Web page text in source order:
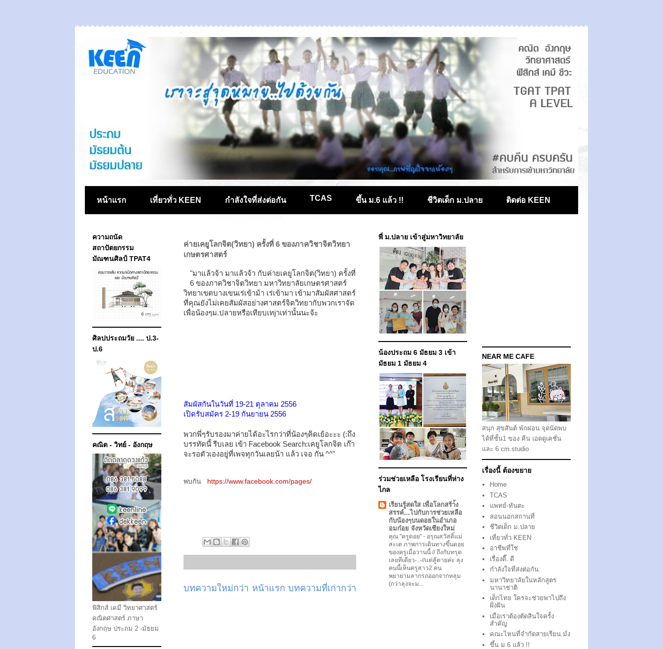
หน้าแรก เที่ยวทั่ว KEEN กำลังใจที่ส่งต่อกัน TCAS ขึ้น ม.6 แล้ว !! ชีวิตเด็ก ม.ปลาย ติดต่อ KEEN
ค่ายเคยูโลกจิต(วิทยา) ครั้งที่ 6 ของภาควิชาจิตวิทยา
เกษตรศาสตร์
"มาแล้วจ้า มาแล้วจ้า กับค่ายเคยูโลกจิต(วิทยา) ครั้งที่
6 ของภาควิชาจิตวิทยา มหาวิทยาลัยเกษตรศาสตร์
วิทยาเขตบางเขนเร่เข้าม้า เร่เข้ามา เข้ามาสัมผัสศาสตร์
ที่คุณยังไม่เคยสัมผัสอย่างศาสตร์จิตวิทยากับพวกเราจัด
เพื่อน้องๆม.ปลายหรือเทียบเทjาเท่านั้นนะจ้ะ
สัมผัสกันในวันที่ 19-21 ตุลาคม 2556
เปิดรับสมัคร 2-19 กันยายน 2556
พวกพี่ๆรับรองมาค่ายได้อะไรกว่าที่น้องๆคิดเย้อะะะ (:ถึง
บรรทัดนี้ รีบเลย เข้า Facebook Search:เคยูโลกจิต เก๊า
จะรอตัวเองอยู่ที่เพจทุกวันเลยน้า แล้ว เจอ กัน ^^"
พบกัน https://www.facebook.com/pages/
บทความใหม่กว่า บทความที่เก่ากว่า
หน้าแรก
ความถนัด
สถาปัตยกรรม
มัณฑนศิลป์ TPAT4
ศิลปประถมวัย .... ป.3-
ป.6
คณิต - วิทย์ - อังกฤษ
ฟิสิกส์ เคมี วิทยาศาสตร์
คณิตศาสตร์ ภาษา
อังกฤษ ประถม 2 -มัธยม
6
พี่ ม.ปลาย เข้าสู่มหาวิทยาลัย
น้องประถม 6 มัธยม 3 เข้า
มัธยม 1 มัธยม 4
ร่วมช่วยเหลือ โรงเรียนที่ห่าง
ไกล
เรียนรู้สดใส เพื่อโลกสร้า้ง
สรรค์...ไปกับการช่วยเหลือ
กับน้องๆบนดอยในอำเภอ
อมก๋อย จังหวัดเชียงใหม่
คุณ "ครูดอย" - อรุณสวัสดิ์แม่
สะเต ภาพการเดินทางขึ้นดอย
ของครูเมื่อวานนี้ // ถึงกับทรุด
เลยทีเดียว-..-//แต่สู้ตายค่ะ ลุง
คนนี้เห็นครูสาว2 คน
พยายามลากรถออกจากหลุม
(กว่าลุงจะม...
NEAR ME CAFE
สนุก สุขสันต์ พักผ่อน จุดนัดพบ
ได้ที่ชั้น1 ของ คีน เอดดูเคชั่น
และ 6 cm.studio
เรื่องนี้ ต้องขยาย
Home
TCAS
แพทย์-ทันตะ
สอนนอกสถานที่
ชีวิตเด็ก ม.ปลาย
เที่ยวทั่ว KEEN
อาชีพที่ใช่
เรื่องดี๊..ดี
กำลังใจที่ส่งต่อกัน
มหาวิทยาลัยในหลักสูตร
นานาชาติ
เด็กไทย ใครจะช่วยพาไปถึง
ฝั่งฝัน
เมื่อเราต้องตัดสินใจครั้ง
สำคัญ
คณะไหนที่จำกัดสายเรียน.มั่ง
ขึ้น ม.6 แล้ว !!